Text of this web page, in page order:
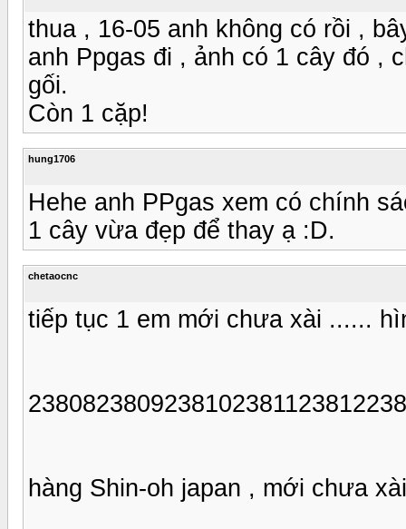
thua , 16-05 anh không có rồi ,
anh Ppgas đi , ảnh có 1 cây đó ,
gối.
Còn 1 cặp!
hung1706
Hehe anh PPgas xem có chính
1 cây vừa đẹp để thay ạ :D.
chetaocnc
tiếp tục 1 em mới chưa xài ......
hàng Shin-oh japan , mới chưa